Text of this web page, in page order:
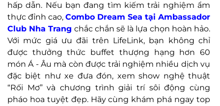
hấp dẫn. Nếu bạn đang tìm kiếm trải nghiệm ẩm
thực đỉnh cao, Combo Dream Sea tại Ambassador
Club Nha Trang chắc chắn sẽ là lựa chọn hoàn hảo.
Với mức giá ưu đãi trên LifeLink, bạn không chỉ
được thưởng thức buffet thượng hạng hơn 60
món Á - Âu mà còn được trải nghiệm nhiều dịch vụ
đặc biệt như xe đưa đón, xem show nghệ thuật
“Rối Mơ” và chương trình giải trí sôi động cùng
pháo hoa tuyệt đẹp. Hãy cùng khám phá ngay top